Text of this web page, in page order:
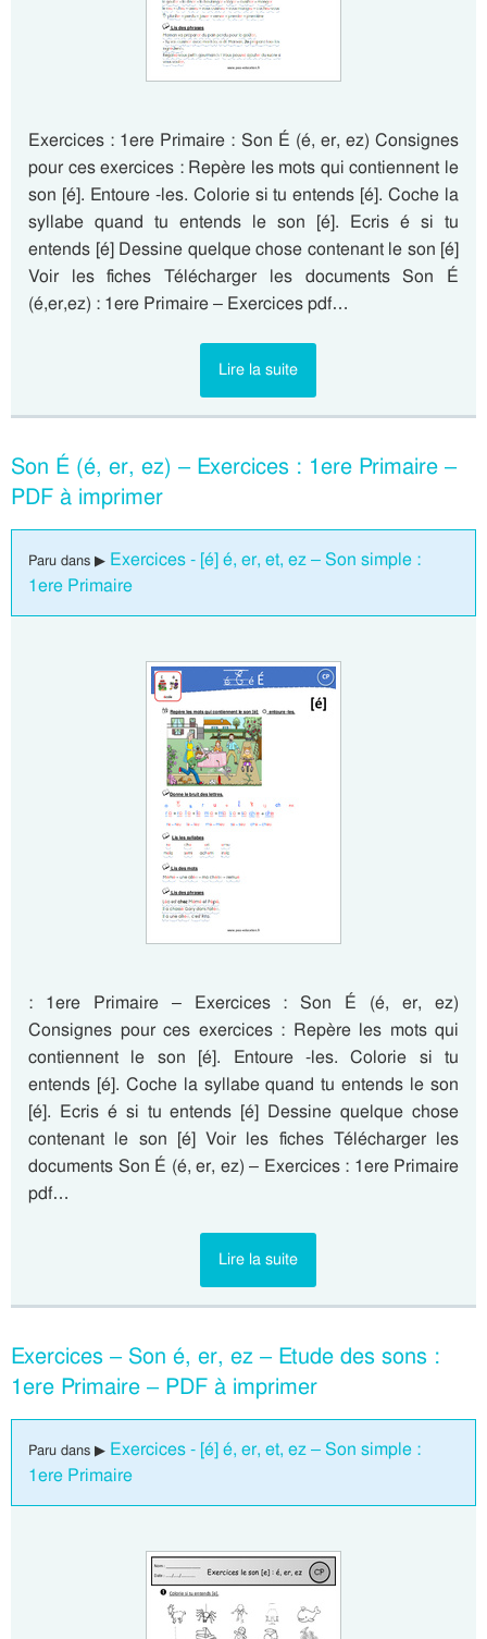
Exercices : 1ere Primaire : Son É (é, er, ez) Consignes
pour ces exercices : Repère les mots qui contiennent le
son [é]. Entoure -les. Colorie si tu entends [é]. Coche la
syllabe quand tu entends le son [é]. Ecris é si tu
entends [é] Dessine quelque chose contenant le son [é]
Voir les fiches Télécharger les documents Son É
(é,er,ez) : 1ere Primaire – Exercices pdf…
Lire la suite
Son É (é, er, ez) – Exercices : 1ere Primaire –
PDF à imprimer
Paru dans ▶ Exercices - [é] é, er, et, ez – Son simple :
1ere Primaire
: 1ere Primaire – Exercices : Son É (é, er, ez)
Consignes pour ces exercices : Repère les mots qui
contiennent le son [é]. Entoure -les. Colorie si tu
entends [é]. Coche la syllabe quand tu entends le son
[é]. Ecris é si tu entends [é] Dessine quelque chose
contenant le son [é] Voir les fiches Télécharger les
documents Son É (é, er, ez) – Exercices : 1ere Primaire
pdf…
Lire la suite
Exercices – Son é, er, ez – Etude des sons :
1ere Primaire – PDF à imprimer
Paru dans ▶ Exercices - [é] é, er, et, ez – Son simple :
1ere Primaire